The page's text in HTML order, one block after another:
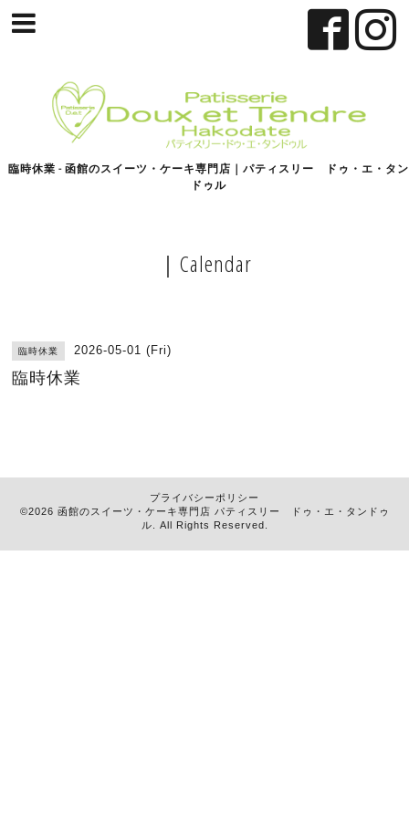
臨時休業 - 函館のスイーツ・ケーキ専門店｜パティスリー ドゥ・エ・タン
ドゥル
｜Calendar
臨時休業 2026-05-01 (Fri)
臨時休業
プライバシーポリシー
©2026 函館のスイーツ・ケーキ専門店 パティスリー ドゥ・エ・タンドゥ
ル . All Rights Reserved.